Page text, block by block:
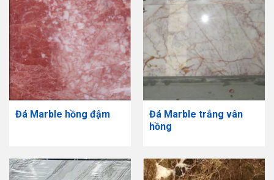
Đá Marble hồng đậm
Đá Marble trắng vân
hồng